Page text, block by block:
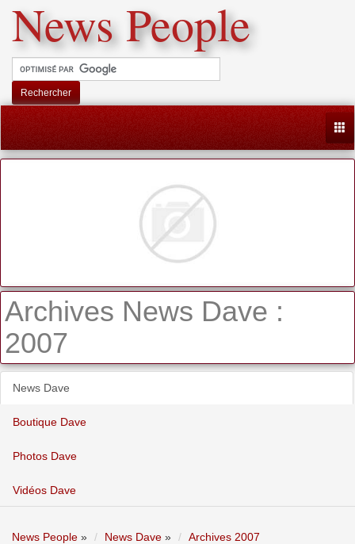
News People
Rechercher
Archives News Dave :
2007
News Dave
Boutique Dave
Photos Dave
Vidéos Dave
News People » News Dave »
Archives 2007